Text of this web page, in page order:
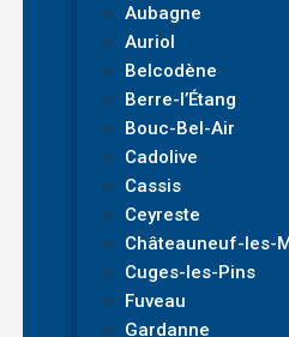
Aubagne
Auriol
Belcodène
Berre-l’Étang
Bouc-Bel-Air
Cadolive
Cassis
Ceyreste
Châteauneuf-les-
Cuges-les-Pins
Fuveau
Gardanne